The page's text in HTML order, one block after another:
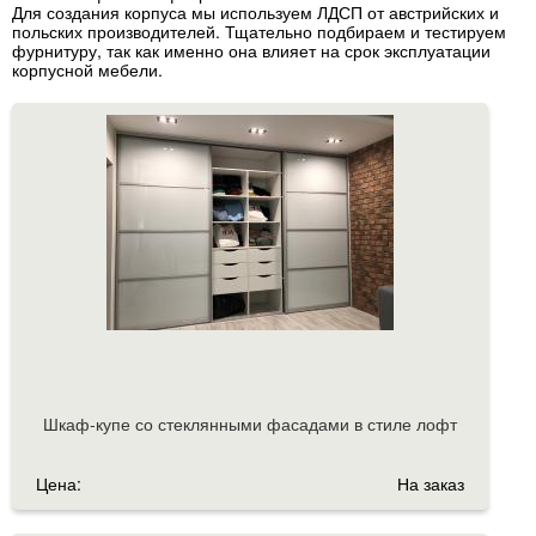
Для создания корпуса мы используем ЛДСП от австрийских и
польских производителей. Тщательно подбираем и тестируем
фурнитуру, так как именно она влияет на срок эксплуатации
корпусной мебели.
Шкаф-купе со стеклянными фасадами в стиле лофт
Цена: На заказ